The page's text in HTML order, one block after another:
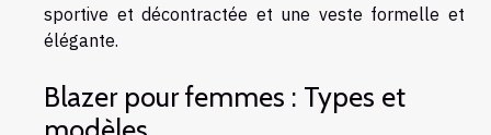
sportive et décontractée et une veste formelle et
élégante.
Blazer pour femmes : Types et